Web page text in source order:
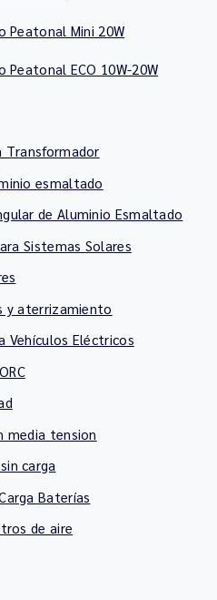
Peatonal Mini 20W
ECO 10W-20W
Transformador
esmaltado
de Aluminio Esmaltado
Sistemas Solares
y aterrizamiento
Vehículos Eléctricos
media tension
carga
Baterías
de aire